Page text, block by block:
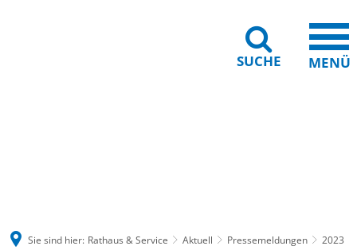
SUCHE MENÜ
Sie sind hier: Rathaus & Service Aktuell Pressemeldungen
2023